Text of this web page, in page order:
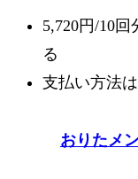
5,720円/10
る
支払い方法
おりたメ